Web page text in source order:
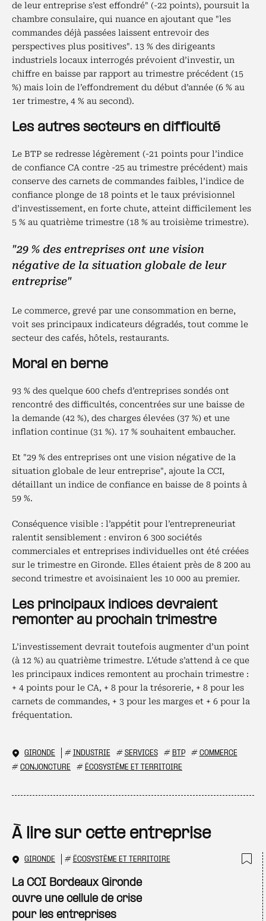
de leur entreprise s’est effondré" (-22 points), poursuit la
chambre consulaire, qui nuance en ajoutant que "les
commandes déjà passées laissent entrevoir des
perspectives plus positives". 13 % des dirigeants
industriels locaux interrogés prévoient d’investir, un
chiffre en baisse par rapport au trimestre précédent (15
%) mais loin de l’effondrement du début d’année (6 % au
1er trimestre, 4 % au second).
Les autres secteurs en difficulté
Le BTP se redresse légèrement (-21 points pour l’indice
de confiance CA contre -25 au trimestre précédent) mais
conserve des carnets de commandes faibles, l’indice de
confiance plonge de 18 points et le taux prévisionnel
d’investissement, en forte chute, atteint difficilement les
5 % au quatrième trimestre (18 % au troisième trimestre).
"29 % des entreprises ont une vision
négative de la situation globale de leur
entreprise"
Le commerce, grevé par une consommation en berne,
voit ses principaux indicateurs dégradés, tout comme le
secteur des cafés, hôtels, restaurants.
Moral en berne
93 % des quelque 600 chefs d’entreprises sondés ont
rencontré des difficultés, concentrées sur une baisse de
la demande (42 %), des charges élevées (37 %) et une
inflation continue (31 %). 17 % souhaitent embaucher.
Et "29 % des entreprises ont une vision négative de la
situation globale de leur entreprise", ajoute la CCI,
détaillant un indice de confiance en baisse de 8 points à
59 %.
Conséquence visible : l’appétit pour l’entrepreneuriat
ralentit sensiblement : environ 6 300 sociétés
commerciales et entreprises individuelles ont été créées
sur le trimestre en Gironde. Elles étaient près de 8 200 au
second trimestre et avoisinaient les 10 000 au premier.
Les principaux indices devraient
remonter au prochain trimestre
L’investissement devrait toutefois augmenter d’un point
(à 12 %) au quatrième trimestre. L’étude s’attend à ce que
les principaux indices remontent au prochain trimestre :
+ 4 points pour le CA, + 8 pour la trésorerie, + 8 pour les
carnets de commandes, + 3 pour les marges et + 6 pour la
fréquentation.
GIRONDE # INDUSTRIE # SERVICES # BTP # COMMERCE
# CONJONCTURE # ÉCOSYSTÈME ET TERRITOIRE
À lire sur cette entreprise
GIRONDE # ÉCOSYSTÈME ET TERRITOIRE
La CCI Bordeaux Gironde
ouvre une cellule de crise
pour les entreprises